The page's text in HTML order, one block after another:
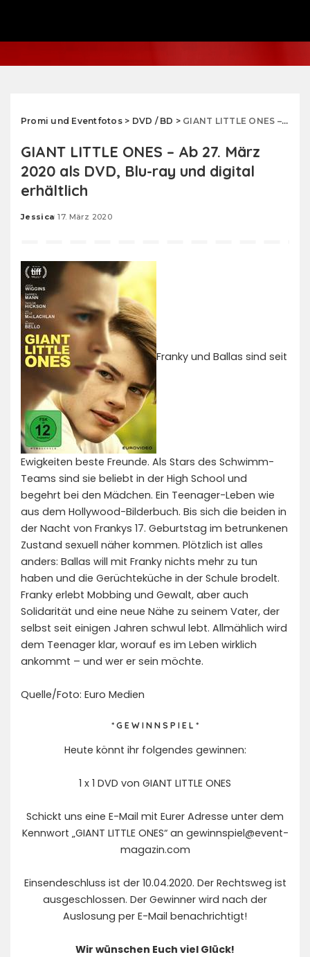
Promi und Eventfotos> DVD / BD > GIANT LITTLE ONES – Ab 27. März 2020 als DVD, Blu-ray und digital erhältlich
GIANT LITTLE ONES – Ab 27. März
2020 als DVD, Blu-ray und digital
erhältlich
Posted
Jessica 17. März 2020
Franky und Ballas sind seit
Ewigkeiten beste Freunde. Als Stars des Schwimm-
Teams sind sie beliebt in der High School und
begehrt bei den Mädchen. Ein Teenager-Leben wie
aus dem Hollywood-Bilderbuch. Bis sich die beiden in
der Nacht von Frankys 17. Geburtstag im betrunkenen
Zustand sexuell näher kommen. Plötzlich ist alles
anders: Ballas will mit Franky nichts mehr zu tun
haben und die Gerüchteküche in der Schule brodelt.
Franky erlebt Mobbing und Gewalt, aber auch
Solidarität und eine neue Nähe zu seinem Vater, der
selbst seit einigen Jahren schwul lebt. Allmählich wird
dem Teenager klar, worauf es im Leben wirklich
ankommt – und wer er sein möchte.
Quelle/Foto: Euro Medien
* G E W I N N S P I E L *
Heute könnt ihr folgendes gewinnen:
1 x 1 DVD von GIANT LITTLE ONES
Schickt uns eine E-Mail mit Eurer Adresse unter dem
Kennwort „GIANT LITTLE ONES“ an gewinnspiel@event-
magazin.com
Einsendeschluss ist der 10.04.2020. Der Rechtsweg ist
ausgeschlossen. Der Gewinner wird nach der
Auslosung per E-Mail benachrichtigt!
Wir wünschen Euch viel Glück!